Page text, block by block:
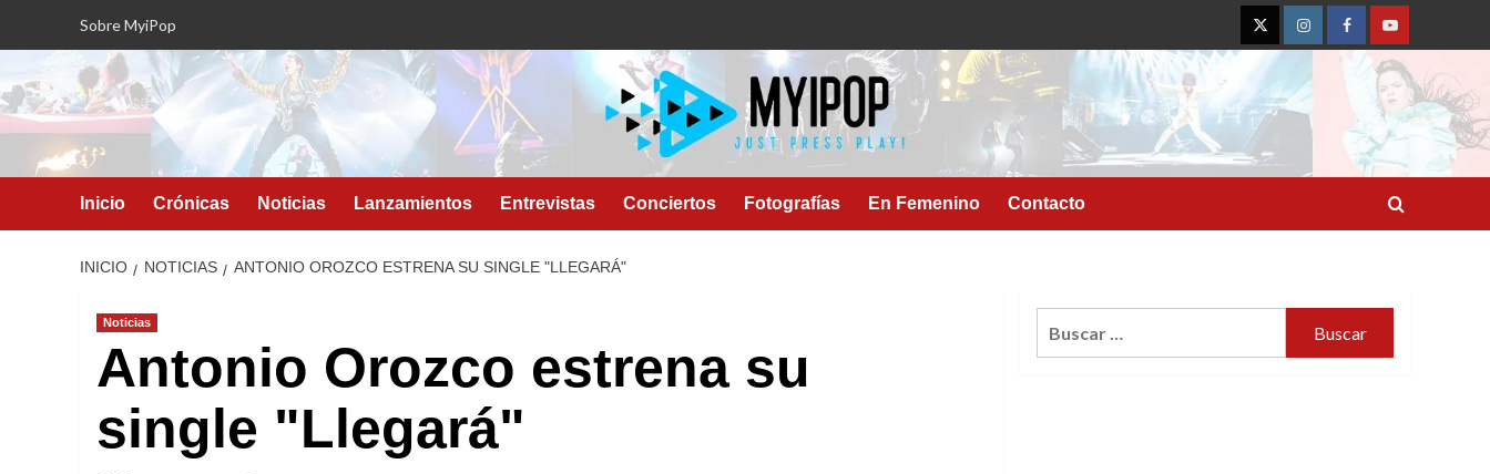
Sobre MyiPop
TwitterInstagramFacebookYouTube
Inicio Crónicas Noticias Lanzamientos Entrevistas Conciertos Fotografías En Femenino Contacto
INICIO NOTICIAS ANTONIO OROZCO ESTRENA SU SINGLE "LLEGARÁ"
Noticias
Antonio Orozco estrena su
single "Llegará"